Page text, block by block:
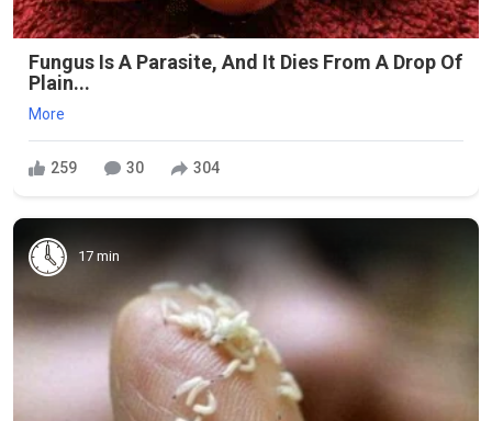
Fungus Is A Parasite, And It Dies From A Drop Of
Plain...
More
259 30 304
17 min